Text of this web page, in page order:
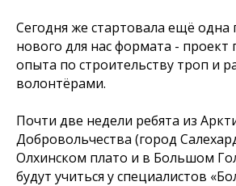
Сегодня же стартовала ещё одна
нового для нас формата - проект
опыта по строительству троп и
волонтёрами.
Почти две недели ребята из
Добровольчества (город
Олхинском плато и в Большом
будут учиться у специалистов